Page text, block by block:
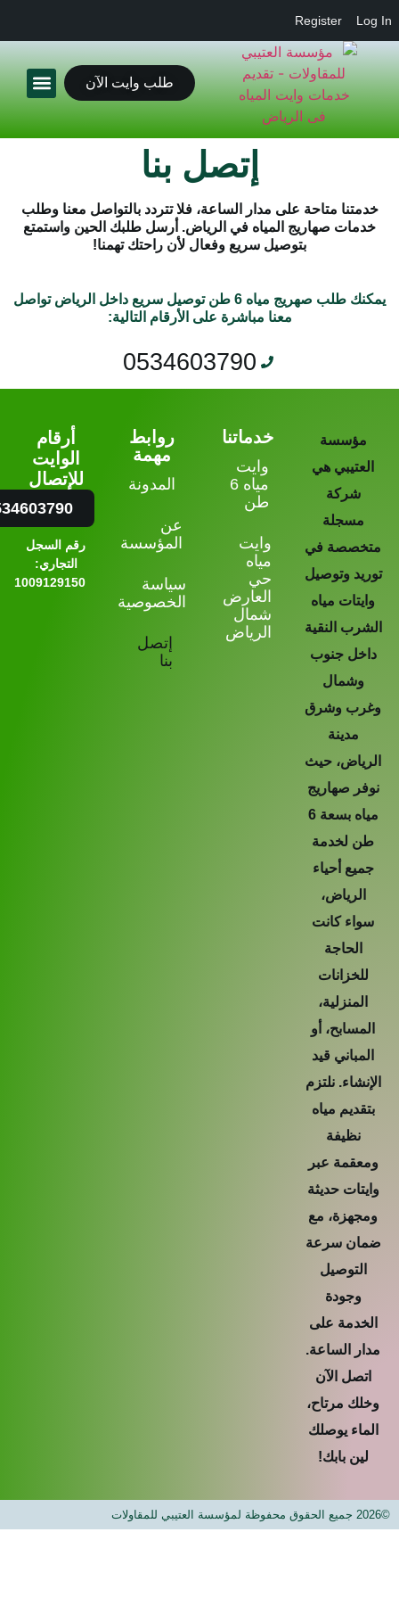
Register
طلب وايت الآن
إتصل بنا
متاحة على مدار الساعة، فلا تتردد بالتواصل معنا وطلب
صهاريج المياه في الرياض. أرسل طلبك الحين واستمتع
بتوصيل سريع وفعال لأن راحتك تهمنا!
يمكنك طلب صهريج مياه 6 طن توصيل سريع داخل الرياض تواصل
معنا مباشرة على الأرقام التالية:
0534603790
هي
في
وتوصيل
مياه
النقية
جنوب
وشرق
حيث
صهاريج
مياه بسعة 6
لخدمة
أحياء
كانت
أو
قيد
نلتزم
مياه
عبر
حديثة
مع
سرعة
على
الساعة.
الآن
مرتاح،
يوصلك
بابك!
خدماتنا
مياه 6
مياه
حي
العارض
شمال
الرياض
روابط
مهمة
المدونة
المؤسسة
سياسة
الخصوصية
الوايت
للإتصال
0534603790
رقم السجل
التجاري:
1009129150